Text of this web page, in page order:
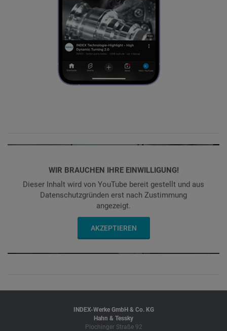
WIR BRAUCHEN IHRE EINWILLIGUNG!
Dieser Inhalt wird von YouTube bereit gestellt und aus
Datenschutzgründen erst nach Zustimmung
angezeigt.
AKZEPTIEREN
INDEX-Werke GmbH & Co. KG
Hahn & Tessky
Plochinger Straße 92